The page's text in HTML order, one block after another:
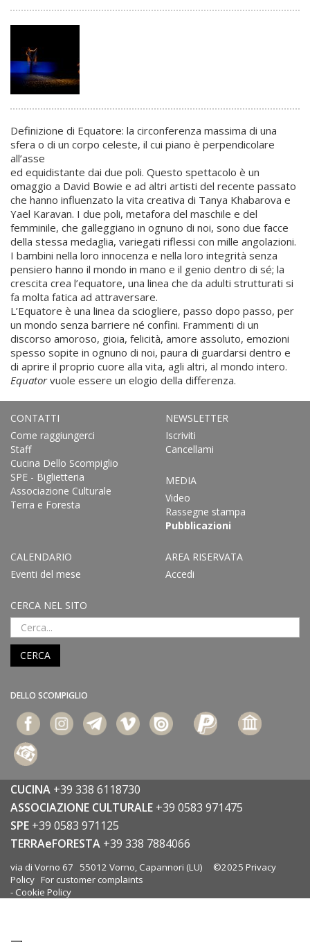
Definizione di Equatore: la circonferenza massima di una
sfera o di un corpo celeste, il cui piano è perpendicolare
all’asse
ed equidistante dai due poli. Questo spettacolo è un
omaggio a David Bowie e ad altri artisti del recente passato
che hanno influenzato la vita creativa di Tanya Khabarova e
Yael Karavan. I due poli, metafora del maschile e del
femminile, che galleggiano in ognuno di noi, sono due facce
della stessa medaglia, variegati riflessi con mille angolazioni.
I bambini nella loro innocenza e nella loro integrità senza
pensiero hanno il mondo in mano e il genio dentro di sé; la
crescita crea l’equatore, una linea che da adulti strutturati si
fa molta fatica ad attraversare.
L’Equatore è una linea da sciogliere, passo dopo passo, per
un mondo senza barriere né confini. Frammenti di un
discorso amoroso, gioia, felicità, amore assoluto, emozioni
spesso sopite in ognuno di noi, paura di guardarsi dentro e
di aprire il proprio cuore alla vita, agli altri, al mondo intero.
Equatorvuole essere un elogio della differenza.
CONTATTI
Come raggiungerci
Staff
Cucina Dello Scompiglio
SPE - Biglietteria
Associazione Culturale
Terra e Foresta
NEWSLETTER
Iscriviti
Cancellami
MEDIA
Video
Rassegne stampa
Pubblicazioni
CALENDARIO
Eventi del mese
AREA RISERVATA
Accedi
CERCA NEL SITO
CERCA
DELLO SCOMPIGLIO
CUCINA +39 338 6118730
ASSOCIAZIONE CULTURALE +39 0583 971475
SPE +39 0583 971125
TERRAeFORESTA +39 338 7884066
via di Vorno 67 55012 Vorno, Capannori (LU) ©2025 Privacy
Policy For customer complaints
- Cookie Policy